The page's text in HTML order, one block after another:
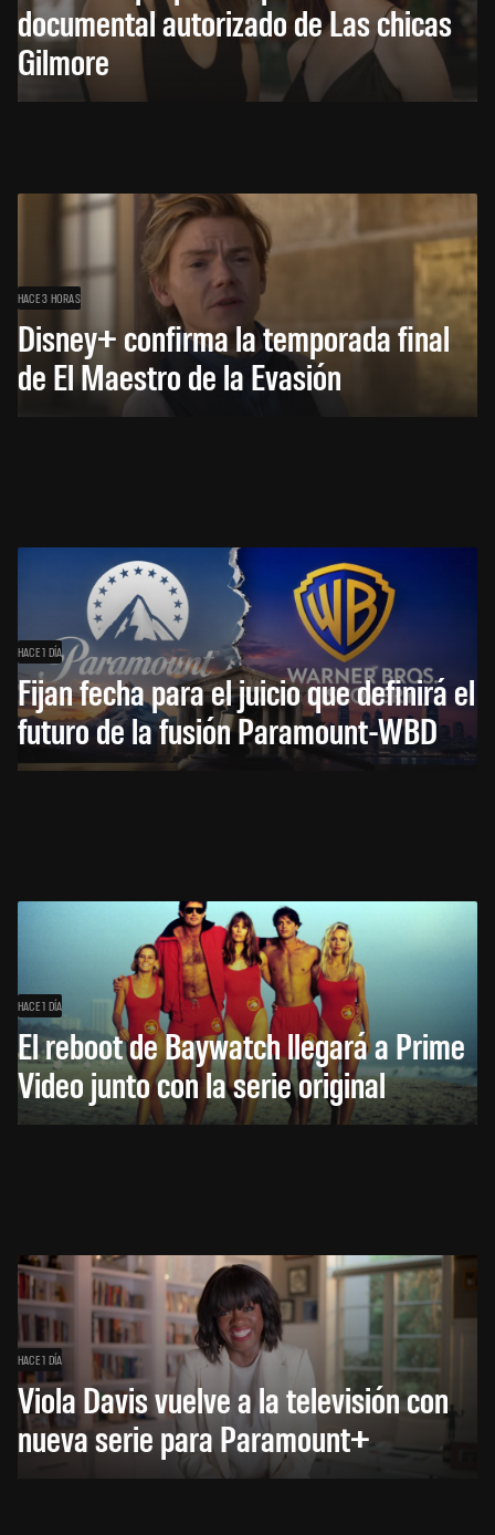
documental autorizado de Las chicas
Gilmore
HACE 3 HORAS
Disney+ confirma la temporada final
de El Maestro de la Evasión
HACE 1 DÍA
Fijan fecha para el juicio que definirá el
futuro de la fusión Paramount-WBD
HACE 1 DÍA
El reboot de Baywatch llegará a Prime
Video junto con la serie original
HACE 1 DÍA
Viola Davis vuelve a la televisión con
nueva serie para Paramount+